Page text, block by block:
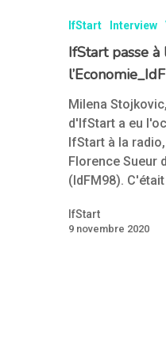
IfStart Interview
IfStart passe
Milena
d'IfStart a eu
IfStart à la
Florence Sueur
(IdFM98).
IfStart
9 novembre 2020